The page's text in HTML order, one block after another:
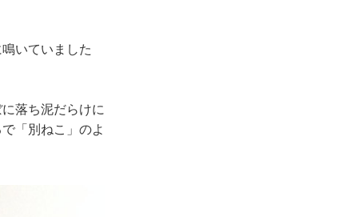
いていました
落ち泥だらけに
「別ねこ」のよ